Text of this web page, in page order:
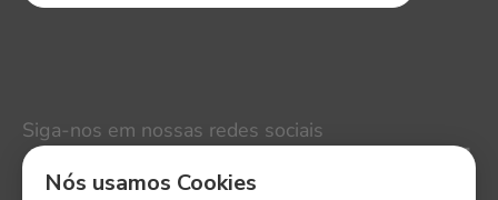
Siga-nos em nossas redes sociais
Nós usamos Cookies